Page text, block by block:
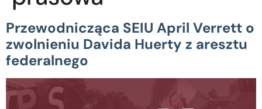
Przewodnicząca SEIU April Verrett o
zwolnieniu Davida Huerty z aresztu
federalnego